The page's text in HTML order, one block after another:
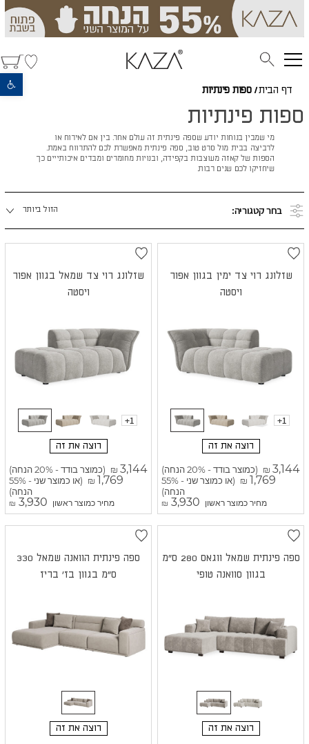
פתח סרגל נגישות
דף הבית/ ספות פינתיות
ספות פינתיות
מי שמבין בנוחות יודע שספה פינתית זה עולם אחר. בין אם לאירוח או
לרביצה בבית מול סרט טוב, ספה פינתית מאפשרת לכם להתרווח באמת.
הספות של קאזה מעוצבות בקפידה, ובנויות מחומרים ומבדים איכותייים כך
שיחזיקו לכם שנים רבות.
בחר קטגוריה:
מיינו
הזול ביותר
שזלונג רוי צד ימין בגוון אפור
ויסטה
+1
רוצה את זה
₪ 3,144 (כמוצר בודד - 20% הנחה)
₪ 1,769
(או כמוצר שני - 55%
הנחה)
מחיר כמוצר ראשון ₪ 3,930
שזלונג רוי צד שמאל בגוון אפור
ויסטה
+1
רוצה את זה
₪ 3,144 (כמוצר בודד - 20% הנחה)
₪ 1,769
(או כמוצר שני - 55%
הנחה)
מחיר כמוצר ראשון ₪ 3,930
ספה פינתית שמאל ווגאס 280 ס"מ
בגוון סוואנה טופי
רוצה את זה
ספה פינתית הוואנה שמאל 330
ס"מ בגוון בז' בריז
רוצה את זה